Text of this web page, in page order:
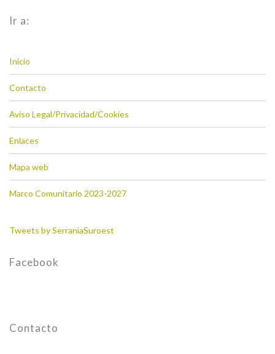
Ir a:
Inicio
Contacto
Aviso Legal/Privacidad/Cookies
Enlaces
Mapa web
Marco Comunitario 2023-2027
Tweets by SerraniaSuroest
Facebook
Contacto